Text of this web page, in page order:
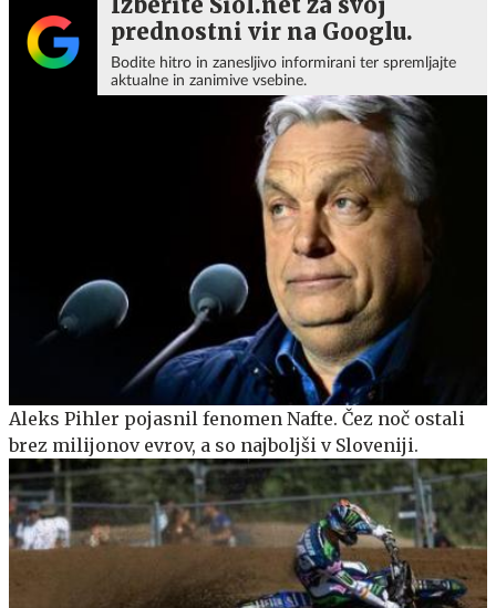
prednostni vir na Googlu.
Bodite hitro in zanesljivo informirani ter spremljajte
aktualne in zanimive vsebine.
Aleks Pihler pojasnil fenomen Nafte. Čez noč ostali
brez milijonov evrov, a so najboljši v Sloveniji.